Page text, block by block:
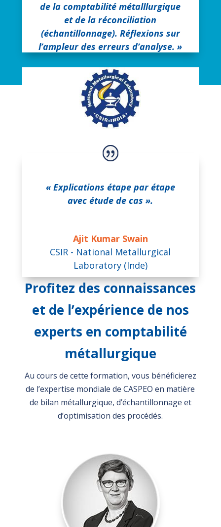
de la comptabilité métalllurgique
et de la réconciliation
(échantillonnage). Réflexions sur
l’ampleur des erreurs d’analyse. »
Rodolfo Espinosa-Gomez
Mineralis
« Explications étape par étape
avec étude de cas ».
Ajit Kumar Swain
CSIR - National Metallurgical
Laboratory (Inde)
Profitez des connaissances
et de l’expérience de nos
experts en comptabilité
métallurgique
Au cours de cette formation, vous bénéficierez
de l’expertise mondiale de CASPEO en matière
de bilan métallurgique, d’échantillonnage et
d’optimisation des procédés.